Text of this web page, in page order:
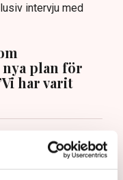
intervju med
plan för
har varit
att skapa